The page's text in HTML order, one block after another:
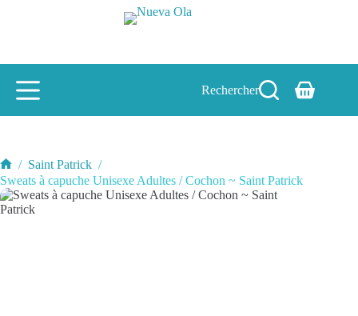
Rechercher
Panier
Accueil
/ Saint Patrick /
Sweats à capuche Unisexe Adultes / Cochon ~ Saint Patrick